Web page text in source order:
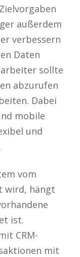
außerdem
verbessern
Daten
sollte
abzurufen
Dabei
mobile
und
vom
wird, hängt
ist.
CRM-
mit